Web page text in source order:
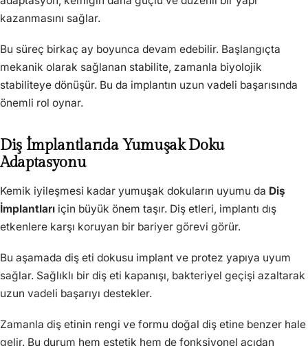
kazanmasını sağlar.
Bu süreç birkaç ay boyunca devam edebilir. Başlangıçta
mekanik olarak sağlanan stabilite, zamanla biyolojik
stabiliteye dönüşür. Bu da implantın uzun vadeli başarısında
önemli rol oynar.
Diş İmplantlarıda Yumuşak Doku
Adaptasyonu
Kemik iyileşmesi kadar yumuşak dokuların uyumu da Diş
İmplantları için büyük önem taşır. Diş etleri, implantı dış
etkenlere karşı koruyan bir bariyer görevi görür.
Bu aşamada diş eti dokusu implant ve protez yapıya uyum
sağlar. Sağlıklı bir diş eti kapanışı, bakteriyel geçişi azaltarak
uzun vadeli başarıyı destekler.
Zamanla diş etinin rengi ve formu doğal diş etine benzer hale
gelir. Bu durum hem estetik hem de fonksiyonel açıdan